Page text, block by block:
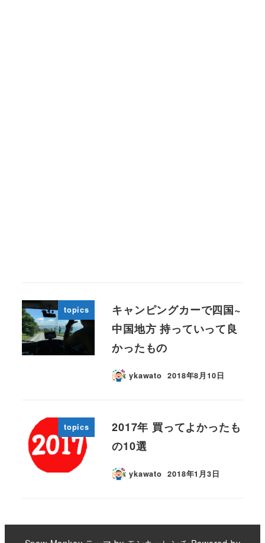
topics
キャンピングカーで四国~
中国地方 持っていって良
かったもの
ykawato 2018年8月10日
topics
2017年 買ってよかったも
の10選
ykawato 2018年1月3日